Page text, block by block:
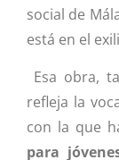
social de
está en el
Esa obra,
refleja la
con la que
para